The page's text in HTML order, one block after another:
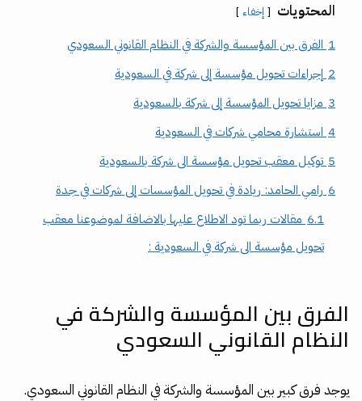
المحتويات إخفاء
1 الفرق بين المؤسسة والشركة في النظام القانوني السعودي
2 إجراءات تحويل مؤسسة إلى شركة في السعودية
3 مزايا تحويل المؤسسة إلى شركة بالسعودية
4 استشارة محامي شركات في السعودية
5 توكيل معقب تحويل مؤسسة الى شركة بالسعودية
6 رامي الحامد: ريادة في تحويل المؤسسات إلى شركات في جدة
6.1 مقالات ربما تود الاطلاع عليها بالاضافة لموضوعنا معقب
تحويل مؤسسة الى شركة في السعودية :
الفرق بين المؤسسة والشركة في
النظام القانوني السعودي
يوجد فرق كبير بين المؤسسة والشركة في النظام القانوني السعودي.